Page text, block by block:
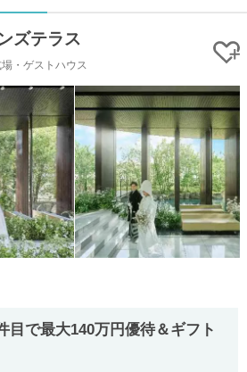
ズテラス
・ゲストハウス
目で最大140万円優待＆ギフト